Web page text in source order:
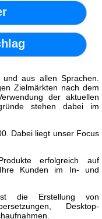
aus allen Sprachen.
Zielmärkten nach dem
der aktuellen
stehen dabei im
Dabei liegt unser Focus
erfolgreich auf
Kunden im In- und
die Erstellung von
Desktop-